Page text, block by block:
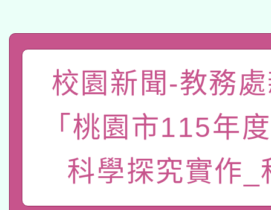
礎課程
A3數位素養講師名單
「數位內容與教學軟
有關大陸委員會函釋公
薪期間赴陸應申請許可
轉知經濟部水利署委託
業技術研究院辦理「
115年8月22日(星期六
2026年桃園地景藝術
校園新聞-教務
「桃園市115年
科學探究實作_